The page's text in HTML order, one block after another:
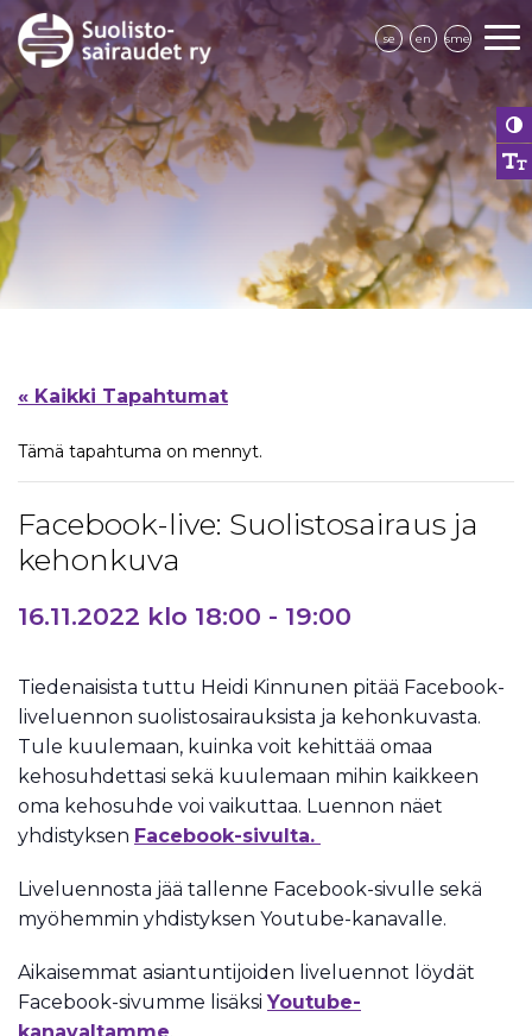
se en sme
« Kaikki Tapahtumat
Tämä tapahtuma on mennyt.
Facebook-live: Suolistosairaus ja
kehonkuva
16.11.2022 klo 18:00 - 19:00
Tiedenaisista tuttu Heidi Kinnunen pitää Facebook-
liveluennon suolistosairauksista ja kehonkuvasta.
Tule kuulemaan, kuinka voit kehittää omaa
kehosuhdettasi sekä kuulemaan mihin kaikkeen
oma kehosuhde voi vaikuttaa. Luennon näet
yhdistyksen Facebook-sivulta.
Liveluennosta jää tallenne Facebook-sivulle sekä
myöhemmin yhdistyksen Youtube-kanavalle.
Aikaisemmat asiantuntijoiden liveluennot löydät
Facebook-sivumme lisäksi Youtube-